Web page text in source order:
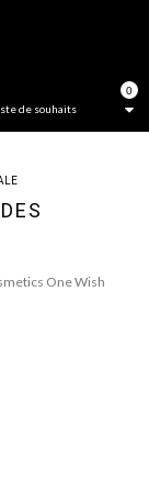
0
de souhaits
One Wish